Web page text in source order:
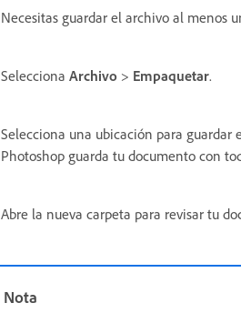
Necesitas guardar el archivo al menos
Selecciona Archivo > Empaquetar.
Selecciona una ubicación para guardar
Photoshop guarda tu documento con
Abre la nueva carpeta para revisar tu
Nota